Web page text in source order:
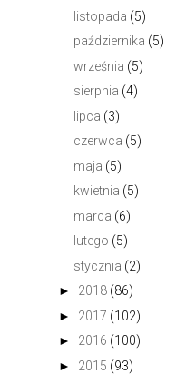
listopada (5)
października (5)
września (5)
sierpnia (4)
lipca (3)
czerwca (5)
maja (5)
kwietnia (5)
marca (6)
lutego (5)
stycznia (2)
► 2018 (86)
► 2017 (102)
► 2016 (100)
► 2015 (93)